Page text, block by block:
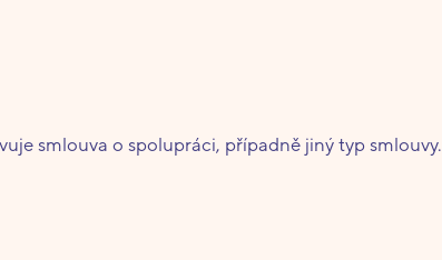
smlouva o spolupráci, případně jiný typ smlouvy.